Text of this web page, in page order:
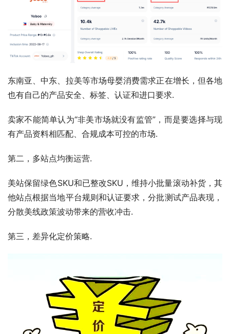
东南亚、中东、拉美等市场母婴消费需求正在增长，但各地
也有自己的产品安全、标签、认证和进口要求.
卖家不能简单认为“非美市场就没有监管”，而是要选择与现
有产品资料相匹配、合规成本可控的市场.
第二，多站点均衡运营.
美站保留绿色SKU和已整改SKU，维持小批量滚动补货，其
他站点根据当地平台规则和认证要求，分批测试产品表现，
分散美线政策波动带来的营收冲击.
第三，差异化定价策略.